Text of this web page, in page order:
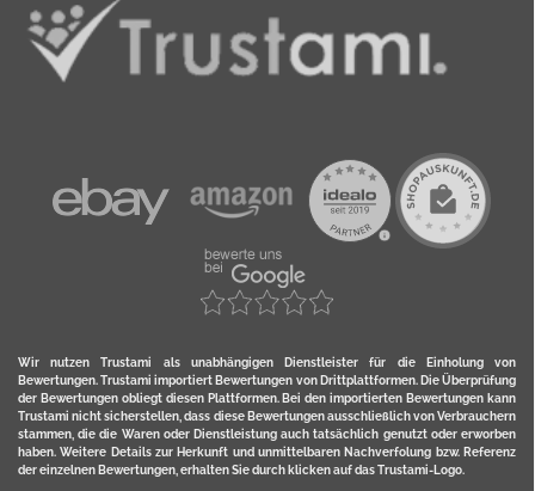
Wir nutzen Trustami als unabhängigen Dienstleister für die Einholung von
Bewertungen. Trustami importiert Bewertungen von Drittplattformen. Die Überprüfung
der Bewertungen obliegt diesen Plattformen. Bei den importierten Bewertungen kann
Trustami nicht sicherstellen, dass diese Bewertungen ausschließlich von Verbrauchern
stammen, die die Waren oder Dienstleistung auch tatsächlich genutzt oder erworben
haben. Weitere Details zur Herkunft und unmittelbaren Nachverfolung bzw. Referenz
der einzelnen Bewertungen, erhalten Sie durch klicken auf das Trustami-Logo.